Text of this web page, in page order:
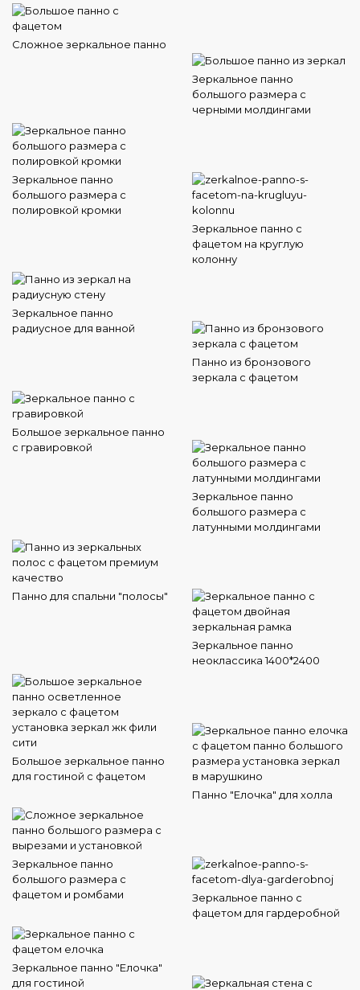
Сложное зеркальное панно
Зеркальное панно
большого размера с
черными молдингами
Зеркальное панно
большого размера с
полировкой кромки
Зеркальное панно с
фацетом на круглую
колонну
Зеркальное панно
радиусное для ванной
Панно из бронзового
зеркала с фацетом
Большое зеркальное панно
с гравировкой
Зеркальное панно
большого размера с
латунными молдингами
Панно для спальни "полосы"
Зеркальное панно
неоклассика 1400*2400
Большое зеркальное панно
для гостиной с фацетом
Панно "Елочка" для холла
Зеркальное панно
большого размера с
фацетом и ромбами
Зеркальное панно с
фацетом для гардеробной
Зеркальное панно "Елочка"
для гостиной